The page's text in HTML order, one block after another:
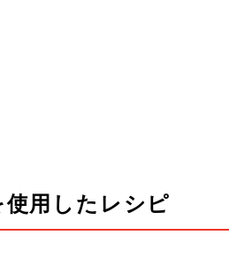
使用したレシピ